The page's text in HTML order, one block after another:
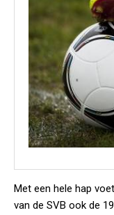
Met een hele hap
van de SVB ook de